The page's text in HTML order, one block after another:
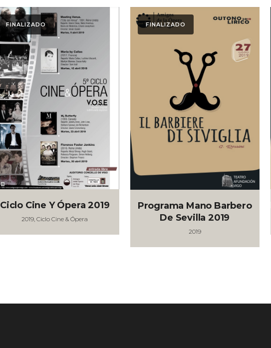
Ver
FINALIZADO
Ciclo Cine Y Ópera 2019
2019, Ciclo Cine & Ópera
FINALIZADO
Programa Mano Barbero
De Sevilla 2019
2019